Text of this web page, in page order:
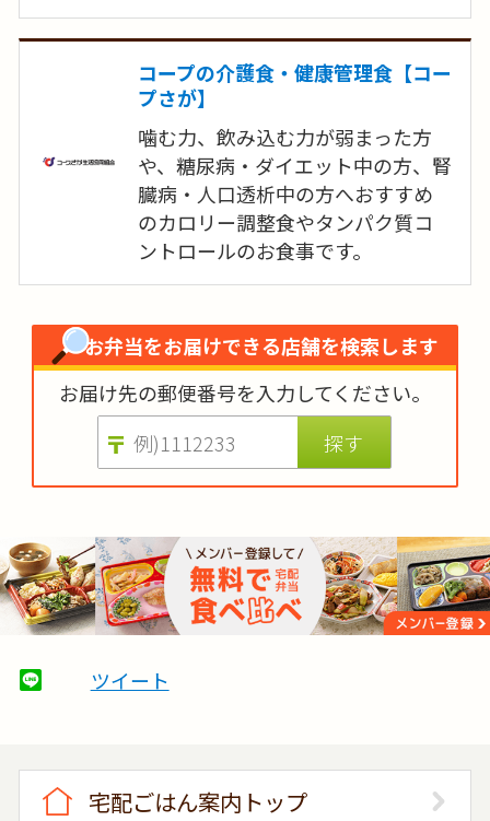
コープの介護食・健康管理食【コー
プさが】
噛む力、飲み込む力が弱まった方
や、糖尿病・ダイエット中の方、腎
臓病・人口透析中の方へおすすめ
のカロリー調整食やタンパク質コ
ントロールのお食事です。
お弁当をお届けできる店舗を検索します
お届け先の郵便番号を入力してください。
ツイート
宅配ごはん案内トップ